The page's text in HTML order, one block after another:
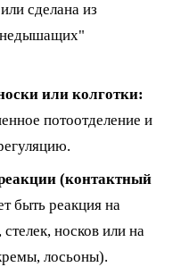
сделана из
или колготки:
потоотделение и
(контактный
быть реакция на
носков или на
лосьоны).